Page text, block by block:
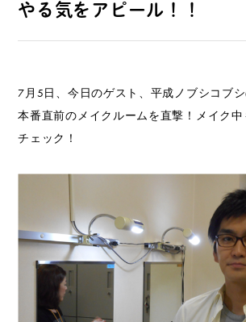
やる気をアピール！！
7月5日、今日のゲスト、平成ノブシコブシ
本番直前のメイクルームを直撃！メイク
チェック！